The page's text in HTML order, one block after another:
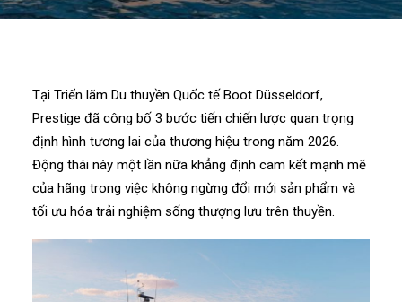
Tại Triển lãm Du thuyền Quốc tế Boot Düsseldorf,
Prestige đã công bố 3 bước tiến chiến lược quan trọng
định hình tương lai của thương hiệu trong năm 2026.
Động thái này một lần nữa khẳng định cam kết mạnh mẽ
của hãng trong việc không ngừng đổi mới sản phẩm và
tối ưu hóa trải nghiệm sống thượng lưu trên thuyền.